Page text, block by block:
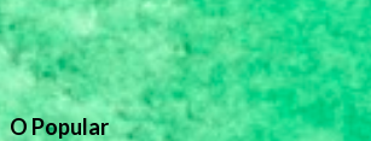
O Popular